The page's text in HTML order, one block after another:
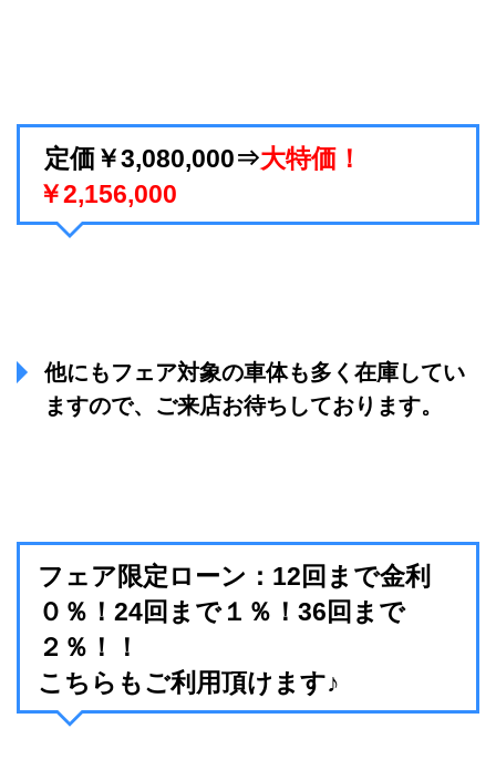
定価￥3,080,000⇒大特価！
￥2,156,000
他にもフェア対象の車体も多く在庫してい
ますので、ご来店お待ちしております。
フェア限定ローン：12回まで金利
０％！24回まで１％！36回まで
２％！！
こちらもご利用頂けます♪